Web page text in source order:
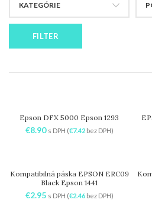
KATEGÓRIE
FILTER
Epson DFX 5000 Epson 1293
€8.90 s DPH (€7.42bez DPH)
Kompatibilná páska EPSON ERC09
Black Epson 1441
€2.95 s DPH (€2.46bez DPH)